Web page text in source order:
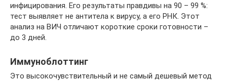
инфицирования. Его результаты правдивы на 90 – 99 %:
тест выявляет не антитела к вирусу, а его РНК. Этот
анализ на ВИЧ отличают короткие сроки готовности –
до 3 дней.
Иммуноблоттинг
Это высокочувствительный и не самый дешевый метод